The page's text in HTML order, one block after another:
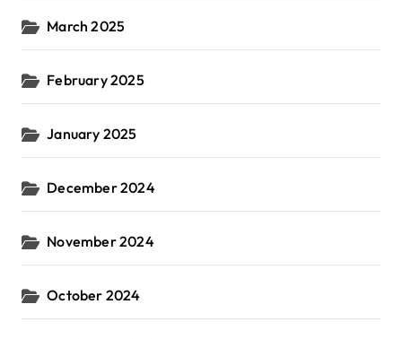
March 2025
February 2025
January 2025
December 2024
November 2024
October 2024